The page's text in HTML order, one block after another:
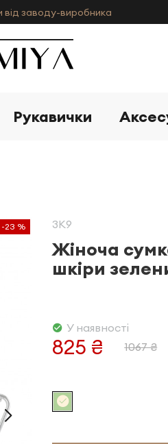
від заводу-виробника
Рукавички
-23 % 3K9
Жіноча
шкіри
825 ₴ 1067 ₴
У наявності